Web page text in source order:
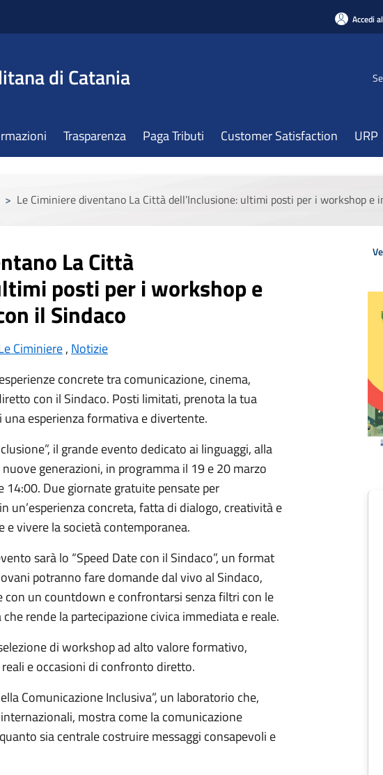
Accedi
di Catania
Trasparenza Paga Tributi Customer Satisfaction URP
> Le Ciminiere diventano La Città dell’Inclusione: ultimi posti per i workshop
La Città
posti per i workshop e
il Sindaco
Ciminiere, Notizie
concrete tra comunicazione, cinema,
con il Sindaco. Posti limitati, prenota la tua
esperienza formativa e divertente.
il grande evento dedicato ai linguaggi, alla
generazioni, in programma il 19 e 20 marzo
14:00. Due giornate gratuite pensate per
un’esperienza concreta, fatta di dialogo, creatività e
vivere la società contemporanea.
sarà lo “Speed Date con il Sindaco”, un format
potranno fare domande dal vivo al Sindaco,
con un countdown e confrontarsi senza filtri con le
rende la partecipazione civica immediata e reale.
di workshop ad alto valore formativo,
e occasioni di confronto diretto.
Comunicazione Inclusiva”, un laboratorio che,
mostra come la comunicazione
sia centrale costruire messaggi consapevoli e